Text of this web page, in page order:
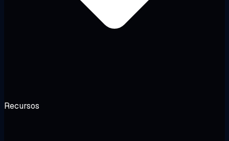
Recursos